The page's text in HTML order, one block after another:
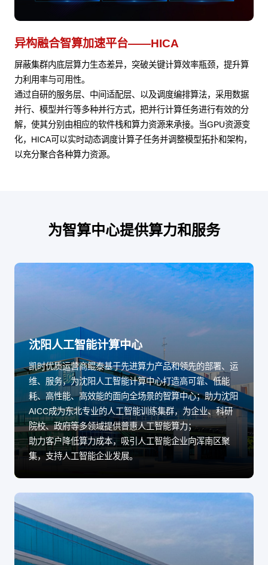
异构融合智算加速平台——HICA
屏蔽集群内底层算力生态差异，突破关键计算效率瓶颈，提升算
力利用率与可用性。
通过自研的服务层、中间适配层、以及调度编排算法，采用数据
并行、模型并行等多种并行方式，把并行计算任务进行有效的分
解，使其分别由相应的软件栈和算力资源来承接。当GPU资源变
化，HICA可以实时动态调度计算子任务并调整模型拓扑和架构，
以充分聚合各种算力资源。
为智算中心提供算力和服务
沈阳人工智能计算中心
凯时优质运营商鲲泰基于先进算力产品和领先的部署、运
维、服务，为沈阳人工智能计算中心打造高可靠、低能
耗、高性能、高效能的面向全场景的智算中心；助力沈阳
AICC成为东北专业的人工智能训练集群，为企业、科研
院校、政府等多领域提供普惠人工智能算力；
助力客户降低算力成本，吸引人工智能企业向浑南区聚
集，支持人工智能企业发展。